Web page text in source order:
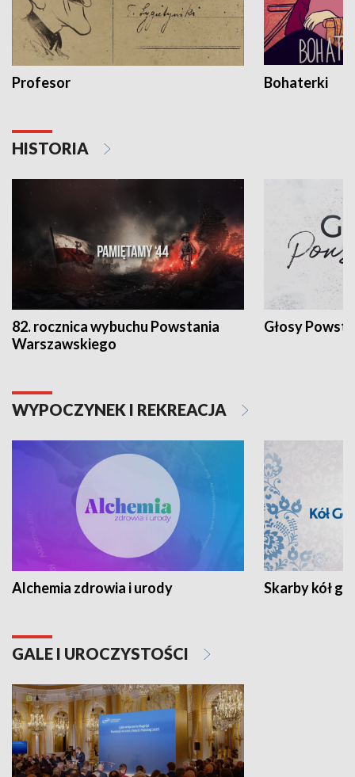
Profesor Bohaterki
HISTORIA
82. rocznica wybuchu Powstania
Warszawskiego
Głosy
WYPOCZYNEK I REKREACJA
Alchemia zdrowia i urody Skarby kół
GALE I UROCZYSTOŚCI